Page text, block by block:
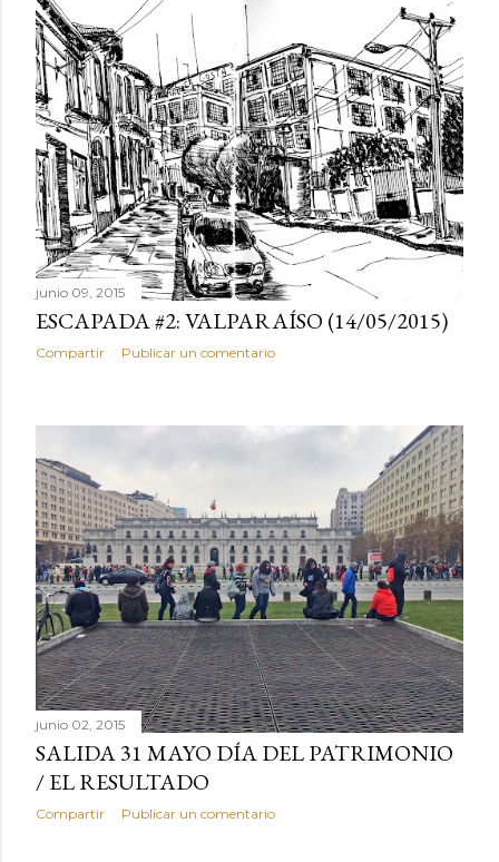
junio 09, 2015
ESCAPADA #2: VALPARAÍSO (14/05/2015)
Compartir Publicar un comentario
junio 02, 2015
SALIDA 31 MAYO DÍA DEL PATRIMONIO
/ EL RESULTADO
Compartir Publicar un comentario